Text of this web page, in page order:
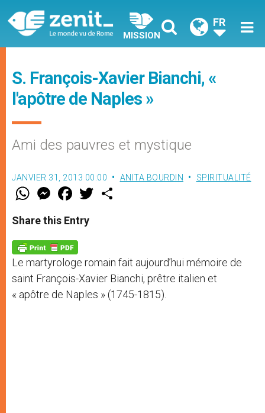
MISSION
FR
S. François-Xavier Bianchi, «
l'apôtre de Naples »
Ami des pauvres et mystique
JANVIER 31, 2013 00:00 ANITA BOURDIN SPIRITUALITÉ
W
t
s
p
p
M
e
s
e
g
e
r
F
a
e
b
o
k
w
Share this Entry
Le martyrologe romain fait aujourd’hui mémoire de
saint François-Xavier Bianchi, prêtre italien et
« apôtre de Naples » (1745-1815).